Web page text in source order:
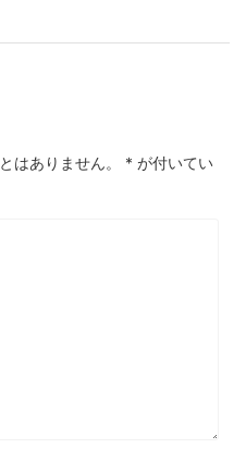
はありません。 * が付いてい